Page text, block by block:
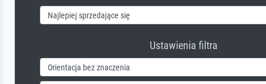
Ustawienia filtra